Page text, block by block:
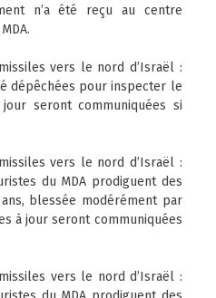
n’a été reçu au centre
vers le nord d’Israël :
dépêchées pour inspecter le
seront communiquées si
vers le nord d’Israël :
du MDA prodiguent des
blessée modérément par
à jour seront communiquées
vers le nord d’Israël :